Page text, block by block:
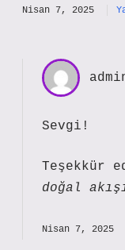
Nisan 7, 2025
Sevgi!
Teşekkür
doğal
Nisan 7, 2025